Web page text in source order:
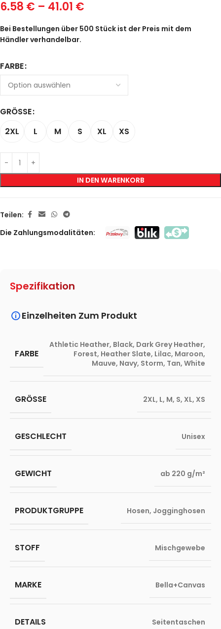
6.58 € – 41.01 €
Bei Bestellungen über 500 Stück ist der Preis mit dem
Händler verhandelbar.
FARBE
GRÖSSE
2XL
L M S XL XS
IN DEN WARENKORB
Teilen:
Die Zahlungsmodalitäten:
Spezifikation
Einzelheiten Zum Produkt
FARBE
Athletic Heather, Black, Dark Grey Heather,
Forest, Heather Slate, Lilac, Maroon,
Mauve, Navy, Storm, Tan, White
GRÖSSE 2XL, L, M, S, XL, XS
GESCHLECHT Unisex
GEWICHT ab 220 g/m²
PRODUKTGRUPPE Hosen, Jogginghosen
STOFF Mischgewebe
MARKE Bella+Canvas
DETAILS Seitentaschen